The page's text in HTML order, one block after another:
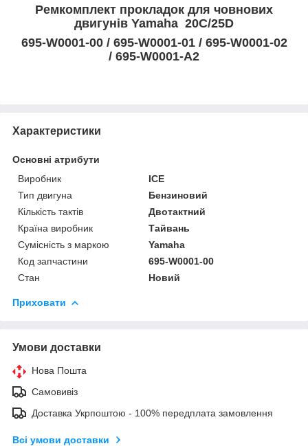
Ремкомплект прокладок для човнових
двигунів Yamaha 20C/25D
695-W0001-00 / 695-W0001-01 / 695-W0001-02
/ 695-W0001-A2
Характеристики
Основні атрибути
Виробник
ICE
Тип двигуна
Бензиновий
Кількість тактів
Двотактний
Країна виробник
Тайвань
Сумісність з маркою
Yamaha
Код запчастини
695-W0001-00
Стан
Новий
Приховати
Умови доставки
Нова Пошта
Самовивіз
Доставка Укрпоштою - 100% передплата замовлення
Всі умови доставки